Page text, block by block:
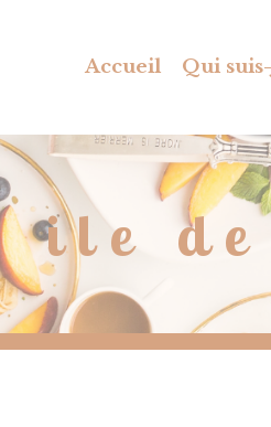
Accueil Qui
ile